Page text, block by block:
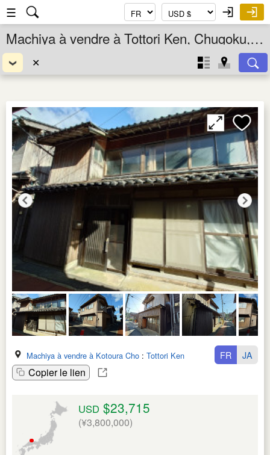
☰
Machiya à vendre à Tottori Ken, Chugoku, Japon
✕
Machiya à vendre à Kotoura Cho : Tottori Ken
Copier le lien
FR JA
USD $23,715
(¥3,800,000)